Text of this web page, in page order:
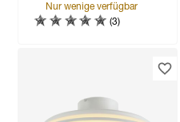
Farbwechsler Ø 47 x
14 cm
Nur wenige verfügbar
(3)